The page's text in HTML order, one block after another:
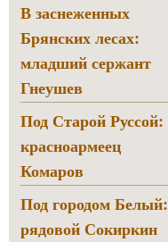
В заснеженных
Брянских лесах:
младший сержант
Гнеушев
Под Старой Руссой:
красноармеец
Комаров
Под городом Белый:
рядовой Сокиркин